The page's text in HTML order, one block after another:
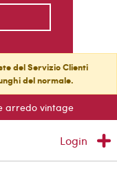
del Servizio Clienti
del normale.
arredo vintage
Login